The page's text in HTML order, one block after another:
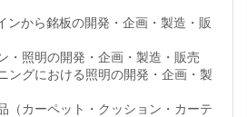
ンから銘板の開発・企画・製造・販
・照明の開発・企画・製造・販売
ングにおける照明の開発・企画・製
（カーペット・クッション・カーテ